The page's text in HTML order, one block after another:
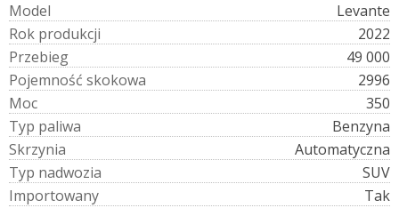
Model
Levante
Rok produkcji
2022
Przebieg
49 000
Pojemność skokowa
2996
Moc
350
Typ paliwa
Benzyna
Skrzynia
Automatyczna
Typ nadwozia
SUV
Importowany
Tak